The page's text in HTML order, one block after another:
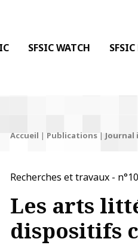
& de la
SFSIC WATCH
Accueil | Publications| Journal
Recherches et travaux -
Les arts
dispositifs